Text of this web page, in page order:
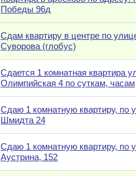
Победы 96д
Сдам квартиру в центре по
Суворова (глобус)
Сдается 1 комнатная квартира
Олимпийская 4 по суткам, часам
Сдаю 1 комнатную квартиру, по
Шмидта 24
Сдаю 1 комнатную квартиру, по
Аустрина, 152